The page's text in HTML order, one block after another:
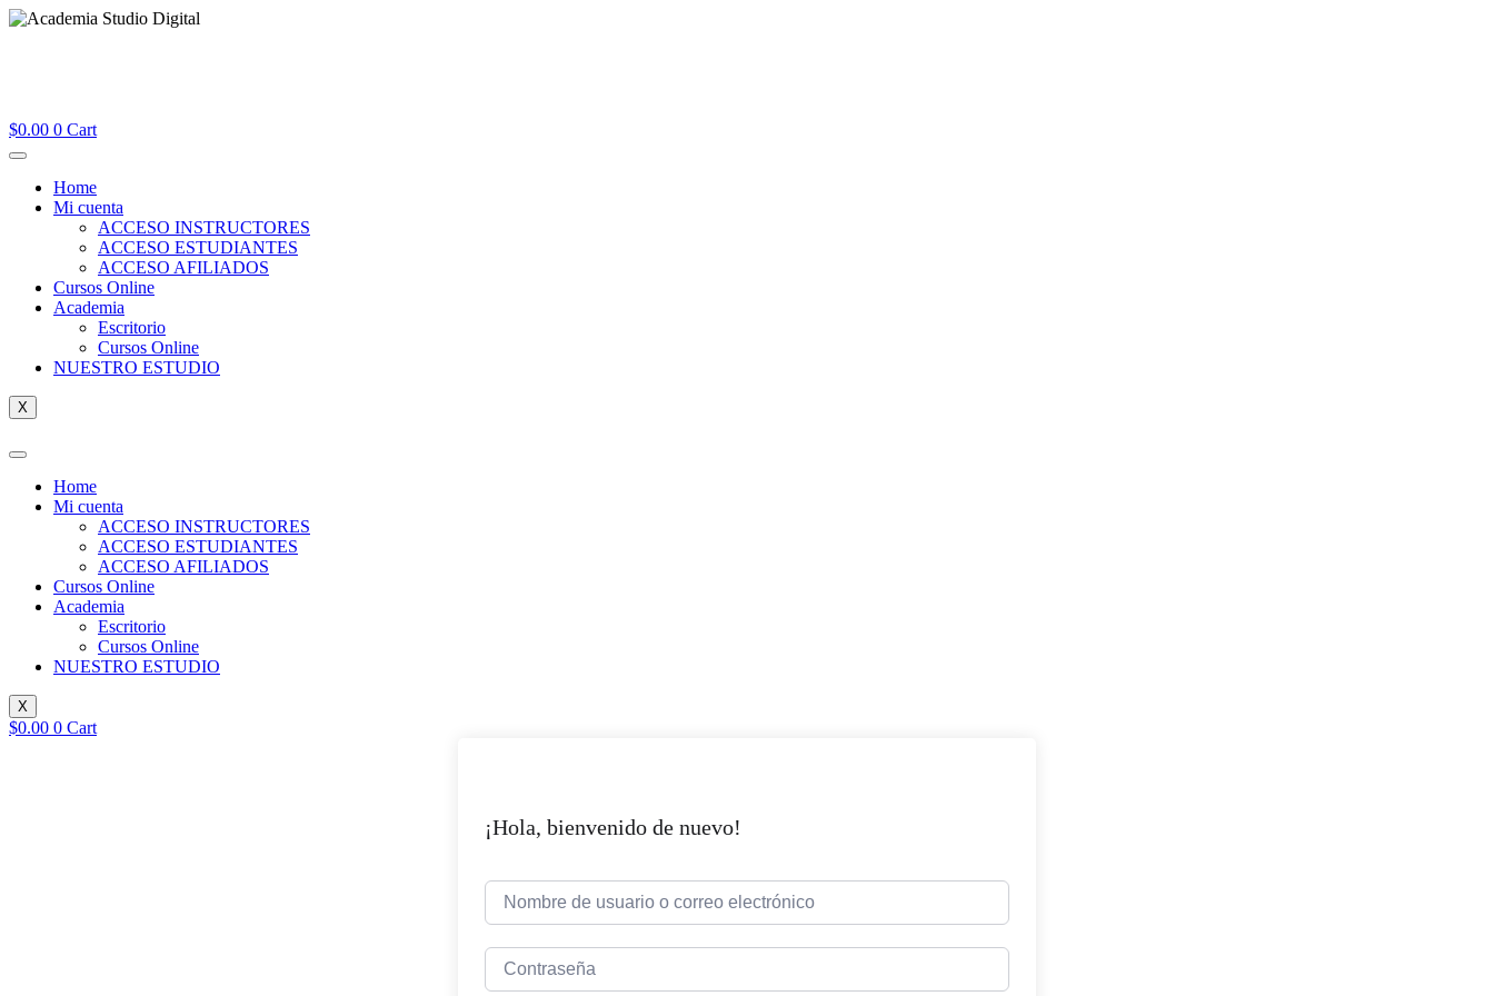
$0.00 0 Cart
Home
Mi cuenta
ACCESO INSTRUCTORES
ACCESO ESTUDIANTES
ACCESO AFILIADOS
Cursos Online
Academia
Escritorio
Cursos Online
NUESTRO ESTUDIO
X
Home
Mi cuenta
ACCESO INSTRUCTORES
ACCESO ESTUDIANTES
ACCESO AFILIADOS
Cursos Online
Academia
Escritorio
Cursos Online
NUESTRO ESTUDIO
X
$0.00 0 Cart
¡Hola, bienvenido de nuevo!